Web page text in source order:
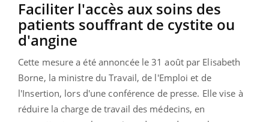
Faciliter l'accès aux soins des
patients souffrant de cystite ou
d'angine
Cette mesure a été annoncée le 31 août par Elisabeth
Borne, la ministre du Travail, de l'Emploi et de
l'Insertion, lors d'une conférence de presse. Elle vise à
réduire la charge de travail des médecins, en